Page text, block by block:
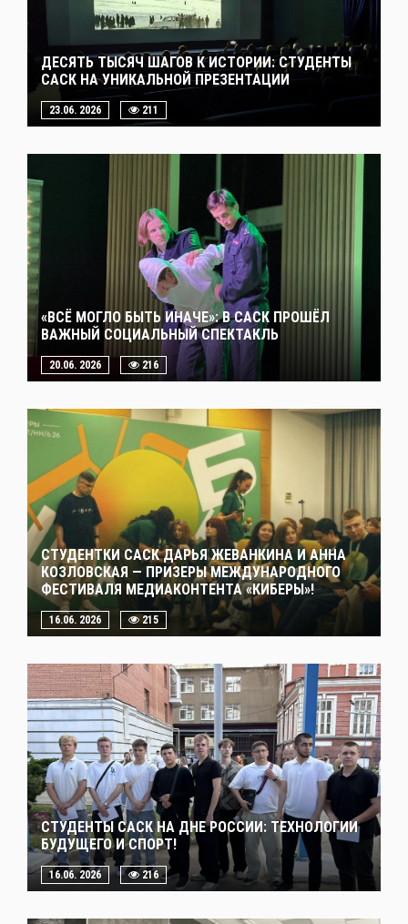
ДЕСЯТЬ ТЫСЯЧ ШАГОВ К ИСТОРИИ: СТУДЕНТЫ
САСК НА УНИКАЛЬНОЙ ПРЕЗЕНТАЦИИ
23.06. 2026 211
«ВСЁ МОГЛО БЫТЬ ИНАЧЕ»: В САСК ПРОШЁЛ
ВАЖНЫЙ СОЦИАЛЬНЫЙ СПЕКТАКЛЬ
20.06. 2026 216
СТУДЕНТКИ САСК ДАРЬЯ ЖЕВАНКИНА И АННА
КОЗЛОВСКАЯ — ПРИЗЕРЫ МЕЖДУНАРОДНОГО
ФЕСТИВАЛЯ МЕДИАКОНТЕНТА «КИБЕРЫ»!
16.06. 2026 215
СТУДЕНТЫ САСК НА ДНЕ РОССИИ: ТЕХНОЛОГИИ
БУДУЩЕГО И СПОРТ!
16.06. 2026 216